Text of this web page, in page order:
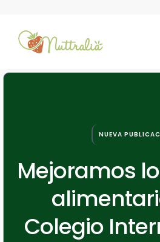
NUEVA
Mejoramos
Colegio